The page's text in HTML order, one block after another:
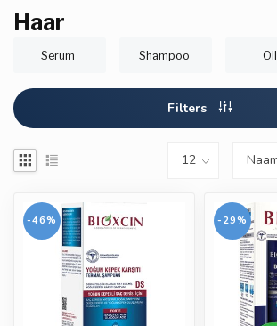
Haar
Serum Shampoo Oil
Filters
-46% -29%